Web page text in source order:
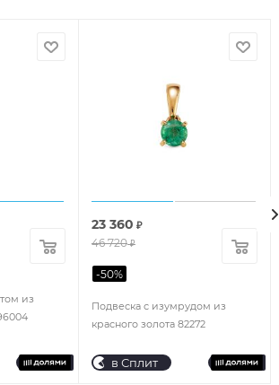
из
Подвеска с изумрудом из
красного золота 82272
23 360 ₽
46 720₽
-50%
в Сплит